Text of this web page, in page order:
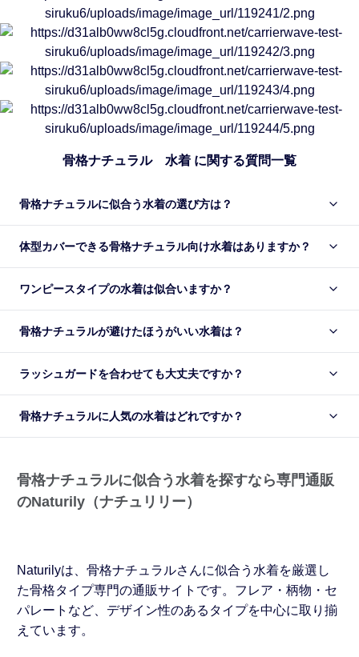
骨格ナチュラル 水着 に関する質問一覧
骨格ナチュラルに似合う水着の選び方は？
体型カバーできる骨格ナチュラル向け水着はありますか？
ワンピースタイプの水着は似合いますか？
骨格ナチュラルが避けたほうがいい水着は？
ラッシュガードを合わせても大丈夫ですか？
骨格ナチュラルに人気の水着はどれですか？
骨格ナチュラルに似合う水着を探すなら専門通販
のNaturily（ナチュリリー）
Naturilyは、骨格ナチュラルさんに似合う水着を厳選し
た骨格タイプ専門の通販サイトです。フレア・柄物・セ
パレートなど、デザイン性のあるタイプを中心に取り揃
えています。